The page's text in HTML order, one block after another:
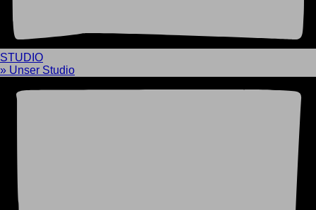
STUDIO
» Unser Studio